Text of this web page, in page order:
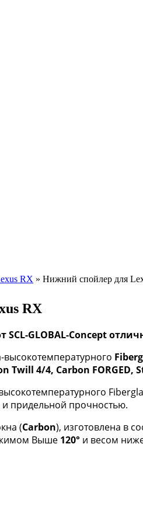
RX » Нижний спойлер для
RX
SCL-GLOBAL-Concept
высокотемпературного
Twill 4/4, Carbon FORGED,
и придельной прочностью.
(Carbon), изготовлена в
Выше 120° и весом